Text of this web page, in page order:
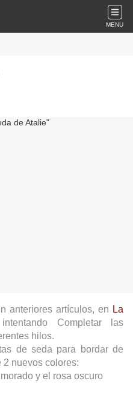
MENU
anteriores artículos, en La
Completar las
hilos.
de seda para bordar de
nuevos colores:
y el rosa oscuro